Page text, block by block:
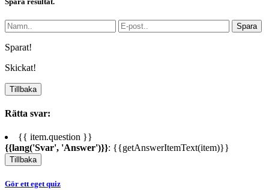
Spara
Sparat!
Skickat!
Tillbaka
Rätta svar:
{{ item.question }}
{{lang('Svar', 'Answer')}}: {{getAnswerItemText(item)}}
Tillbaka
Gör ett eget quiz